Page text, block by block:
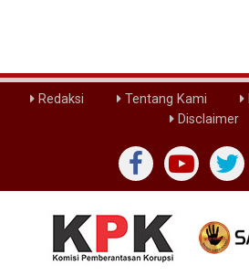
Redaksi Tentang Kami
Disclaimer